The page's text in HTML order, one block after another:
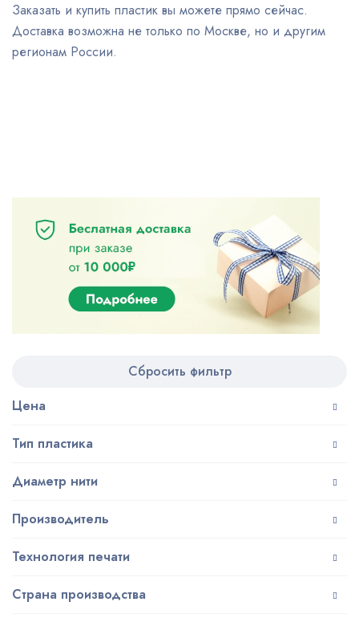
Сбросить фильтр
Цена
Тип пластика
Диаметр нити
Производитель
Технология печати
Страна производства
Заказать и купить пластик вы можете прямо сейчас.
Доставка возможна не только по Москве, но и другим
регионам России.